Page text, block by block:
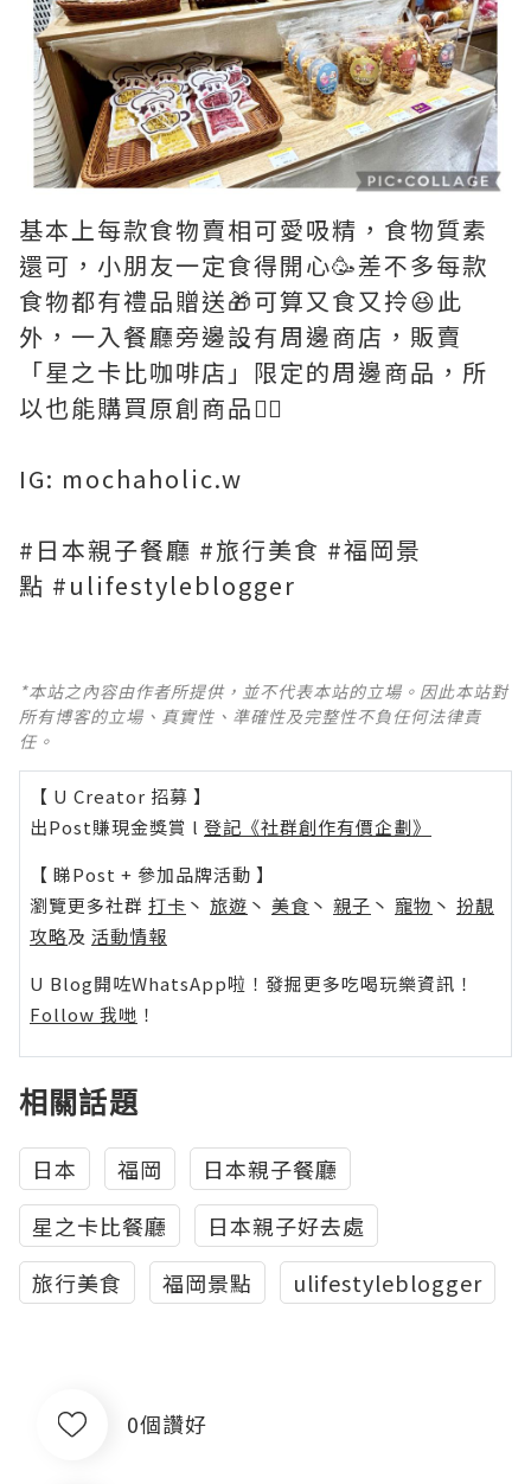
基本上每款食物賣相可愛吸精，食物質素
還可，小朋友一定食得開心🥳差不多每款
食物都有禮品贈送🎁可算又食又拎😆此
外，一入餐廳旁邊設有周邊商店，販賣
「星之卡比咖啡店」限定的周邊商品，所
以也能購買原創商品👍🏻
IG: mochaholic.w
#日本親子餐廳 #旅行美食 #福岡景
點 #ulifestyleblogger
*本站之內容由作者所提供，並不代表本站的立場。因此本站對
所有博客的立場、真實性、準確性及完整性不負任何法律責
任。
【 U Creator 招募 】
出Post賺現金獎賞 l 登記《社群創作有價企劃》
【 睇Post + 參加品牌活動 】
瀏覽更多社群 打卡 丶 旅遊 丶 美食 丶 親子 丶 寵物 丶 扮靚
攻略及 活動情報
U Blog開咗WhatsApp啦！發掘更多吃喝玩樂資訊！
Follow 我哋 ！
相關話題
日本 福岡
日本親子餐廳
星之卡比餐廳
日本親子好去處
旅行美食
福岡景點 ulifestyleblogger
0個讚好